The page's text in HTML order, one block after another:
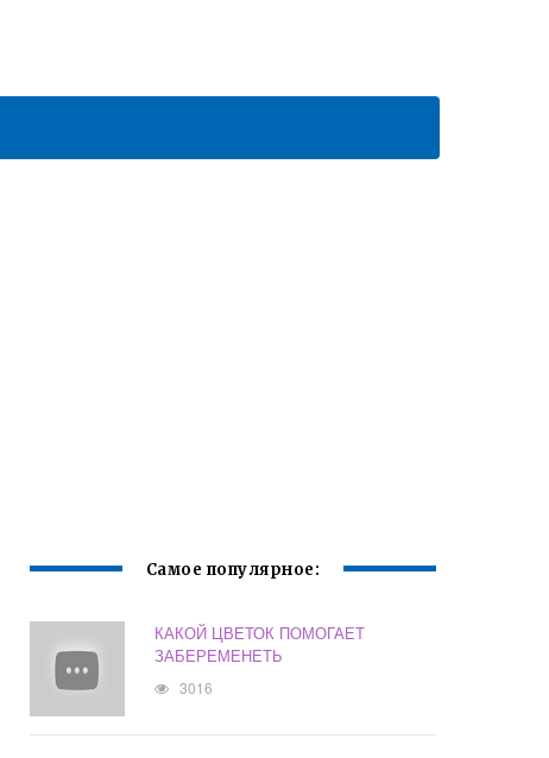
Самое популярное:
КАКОЙ ЦВЕТОК ПОМОГАЕТ
ЗАБЕРЕМЕНЕТЬ
3016